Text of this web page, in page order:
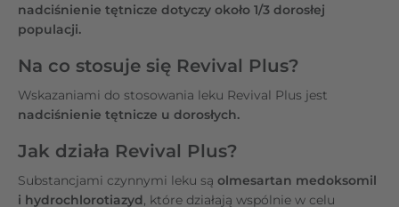
nadciśnienie tętnicze dotyczy około 1/3 dorosłej
populacji.
Na co stosuje się Revival Plus?
Wskazaniami do stosowania leku Revival Plus jest
nadciśnienie tętnicze u dorosłych.
Jak działa Revival Plus?
Substancjami czynnymi leku są olmesartan medoksomil
i hydrochlorotiazyd, które działają wspólnie w celu